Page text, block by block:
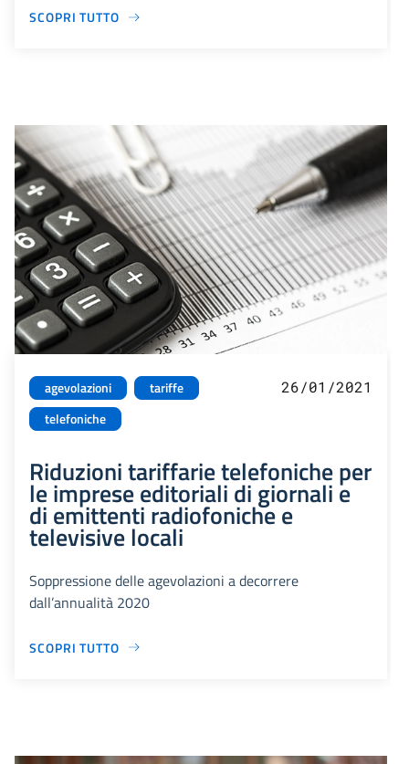
SCOPRI TUTTO
agevolazioni
tariffe
telefoniche
26/01/2021
Riduzioni tariffarie telefoniche per
le imprese editoriali di giornali e
di emittenti radiofoniche e
televisive locali
Soppressione delle agevolazioni a decorrere
dall’annualità 2020
SCOPRI TUTTO